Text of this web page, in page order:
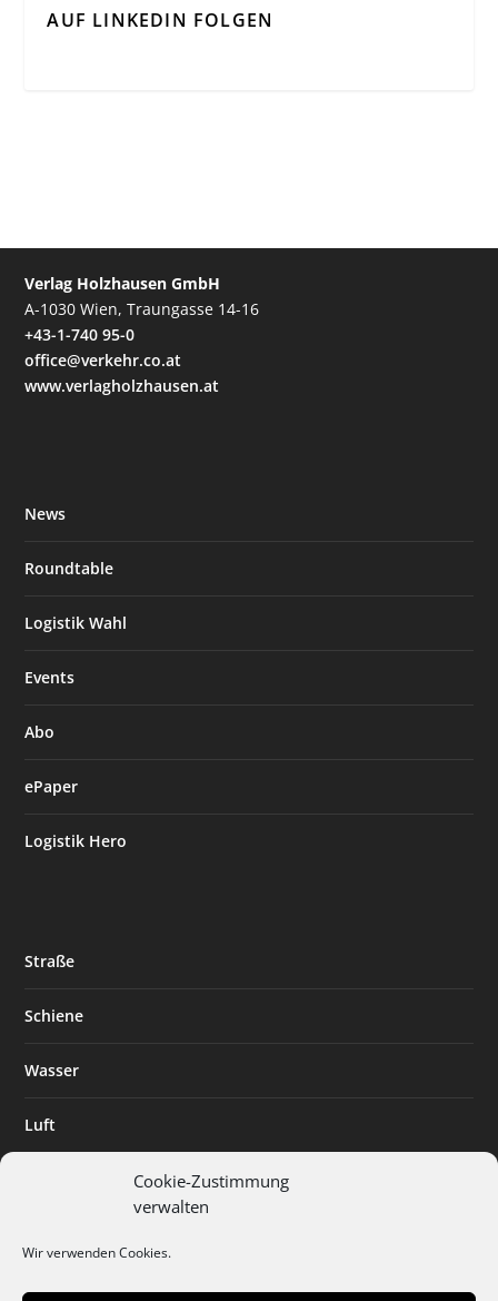
Cookie-Zustimmung
verwalten
Wir verwenden Cookies.
AUF LINKEDIN FOLGEN
Verlag Holzhausen GmbH
A-1030 Wien, Traungasse 14-16
+43-1-740 95-0
office@verkehr.co.at
www.verlagholzhausen.at
News
Roundtable
Logistik Wahl
Events
Abo
ePaper
Logistik Hero
Straße
Schiene
Wasser
Luft
Digitalisierung